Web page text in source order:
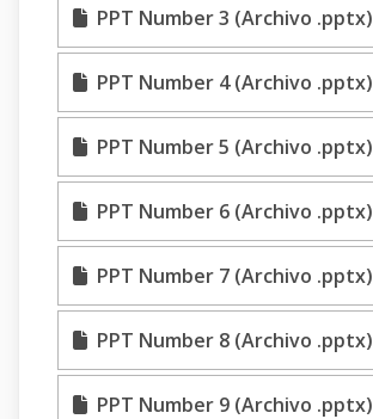
PPT Number 3 (Archivo .pptx)
PPT Number 4 (Archivo .pptx)
PPT Number 5 (Archivo .pptx)
PPT Number 6 (Archivo .pptx)
PPT Number 7 (Archivo .pptx)
PPT Number 8 (Archivo .pptx)
PPT Number 9 (Archivo .pptx)